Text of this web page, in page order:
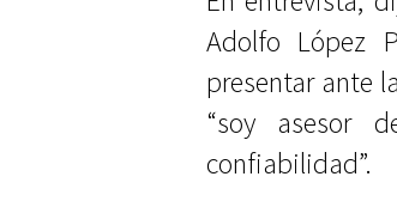
Adolfo López
presentar ante
“soy asesor
confiabilidad”.